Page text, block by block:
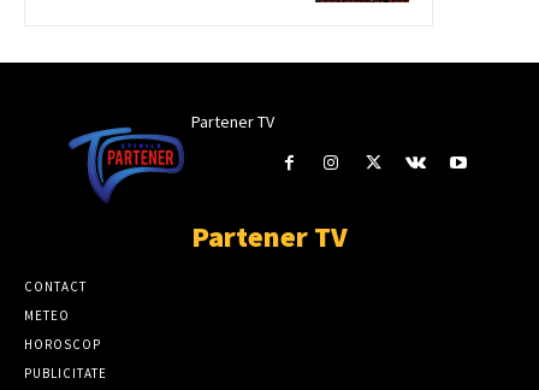
Partener TV
Partener TV
CONTACT
METEO
HOROSCOP
PUBLICITATE